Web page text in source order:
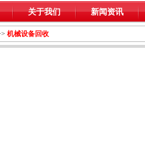
关于我们 新闻资讯
机械设备回收